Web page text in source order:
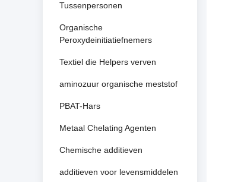
Tussenpersonen
Organische
Peroxydeinitiatiefnemers
Textiel die Helpers verven
aminozuur organische meststof
PBAT-Hars
Metaal Chelating Agenten
Chemische additieven
additieven voor levensmiddelen